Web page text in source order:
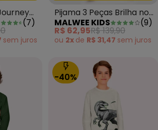
(7)
sem juros
Pijama 3 Peças Brilha no
Escuro Azul Petróleo
MALWEE KIDS (9)
R$ 62,95R$ 139,90
ou 2x de R$ 31,47 sem juros
-40%